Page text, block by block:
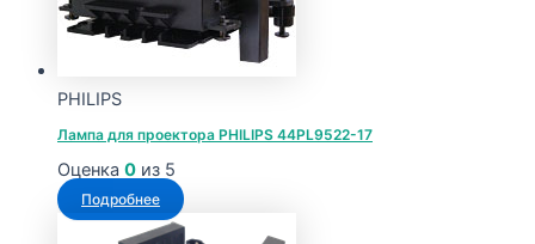
PHILIPS
Лампа для проектора PHILIPS 44PL9522-17
Оценка 0 из 5
Подробнее